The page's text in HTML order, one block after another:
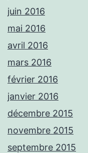
juin 2016
mai 2016
avril 2016
mars 2016
février 2016
janvier 2016
décembre 2015
novembre 2015
septembre 2015